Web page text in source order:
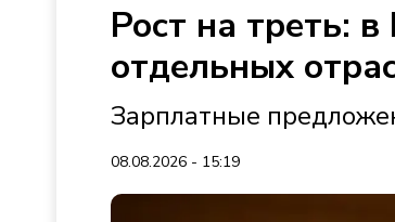
Рост на треть:
отдельных
Зарплатные
08.08.2026 - 15:19